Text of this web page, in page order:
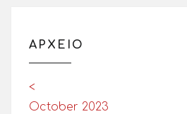
ΑΡΧΕΙΟ
<
October 2023